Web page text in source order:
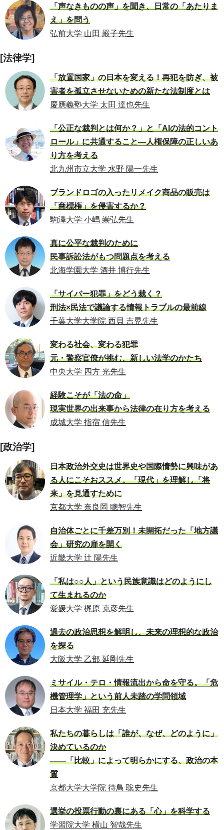
「声なきものの声」を聞き、日常の「あたりま
え」を問う
弘前大学 山田 嚴子先生
[法律学]
「放置国家」の日本を変える！再犯を防ぎ、被
害者を孤立させないための新たな法制度とは
慶應義塾大学 太田 達也先生
「公正な裁判とは何か？」と「AIの法的コント
ロール」に共通すること―人権保障の正しいあ
り方を考える
北九州市立大学 水野 陽一先生
ブランドロゴの入ったリメイク商品の販売は
「商標権」を侵害するか？
駒澤大学 小嶋 崇弘先生
真に公平な裁判のために
民事訴訟法がもつ問題点を考える
北海学園大学 酒井 博行先生
「サイバー犯罪」をどう裁く？
刑法×民法で議論する情報トラブルの最前線
千葉大学大学院 西貝 吉晃先生
変わる社会、変わる犯罪
元・警察官僚が挑む、新しい法学のかたち
中央大学 四方 光先生
経験こそが「法の命」
現実世界の出来事から法律の在り方を考える
成城大学 指宿 信先生
[政治学]
日本政治外交史は世界史や国際情勢に興味があ
る人にこそおススメ。「現代」を理解し「将
来」を見通すために
京都大学 奈良岡 聰智先生
自治体ごとに千差万別！未開拓だった「地方議
会」研究の扉を開く
近畿大学 辻 陽先生
「私は○○人」という民族意識はどのようにし
て生まれるのか
愛媛大学 梶原 克彦先生
過去の政治思想を解明し、未来の理想的な政治
を探る
大阪大学 乙部 延剛先生
ミサイル・テロ・情報流出から命を守る。「危
機管理学」という前人未踏の学問領域
日本大学 福田 充先生
私たちの暮らしは「誰が、なぜ、どのように」
決めているのか
――「比較」によって明らかにする、政治の本
質
京都大学大学院 待鳥 聡史先生
選挙の投票行動の裏にある「心」を科学する
学習院大学 横山 智哉先生